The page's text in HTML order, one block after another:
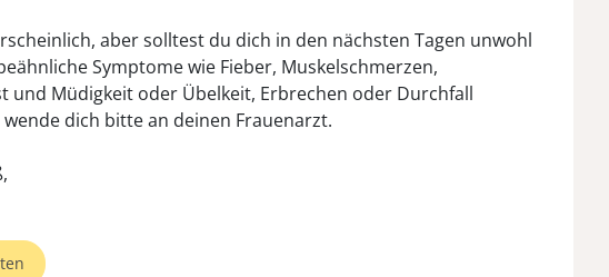
aber solltest du dich in den nächsten Tagen unwohl
Symptome wie Fieber, Muskelschmerzen,
und Müdigkeit oder Übelkeit, Erbrechen oder Durchfall
dich bitte an deinen Frauenarzt.